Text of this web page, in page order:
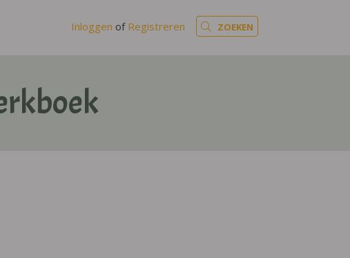
Inloggen of Registreren ZOEKEN